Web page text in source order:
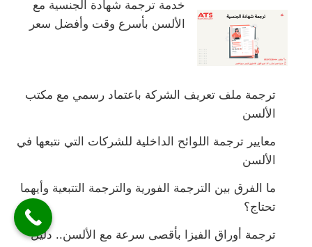
خدمة ترجمة شهادة الجنسية مع
الألسن بأسرع وقت وأفضل سعر
ترجمة ملف تعريف الشركة باعتماد رسمي مع مكتب
الألسن
معايير ترجمة اللوائح الداخلية للشركات التي نتبعها في
الألسن
ما الفرق بين الترجمة الفورية والترجمة التتبعية وأيهما
تحتاج؟
ترجمة أوراق الفيزا بأقصى سرعة مع الألسن.. دليل